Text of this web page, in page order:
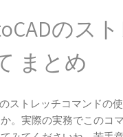
のス
まとめ
ストレッチコマンドの
。実際の実務でこのコ